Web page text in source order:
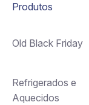
Produtos
Old Black Friday
Refrigerados e
Aquecidos